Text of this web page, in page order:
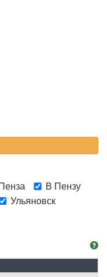
Пенза
В Пензу
Ульяновск